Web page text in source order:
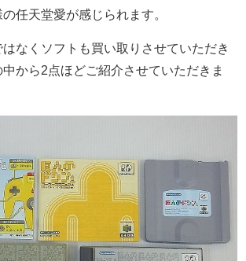
任天堂愛が感じられます。
なくソフトも買い取りさせていただき
から2点ほどご紹介させていただきま